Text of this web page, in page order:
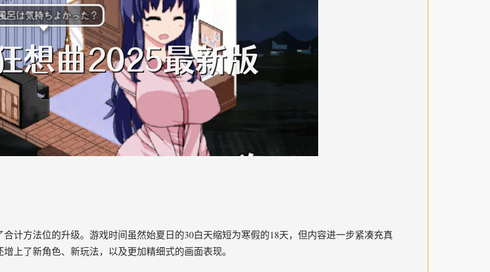
计方法位的升级。游戏时间虽然始夏日的30白天缩短为寒假的18天，但内容进一步紧凑充真
上了​​新角色、新玩法​​，以及更加精细式的画面表现。